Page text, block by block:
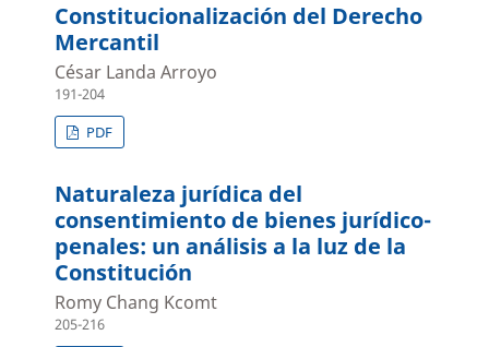
Constitucionalización del Derecho
Mercantil
César Landa Arroyo
191-204
PDF
Naturaleza jurídica del
consentimiento de bienes jurídico-
penales: un análisis a la luz de la
Constitución
Romy Chang Kcomt
205-216